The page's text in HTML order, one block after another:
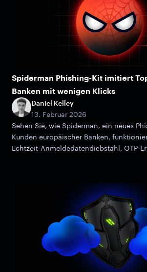
Spiderman Phishing-Kit imitiert
Banken mit wenigen Klicks
Daniel Kelley
13. Februar 2026
Sehen Sie, wie Spiderman, ein neues
Kunden europäischer Banken,
Echtzeit-Anmeldedatendiebstahl, OTP-